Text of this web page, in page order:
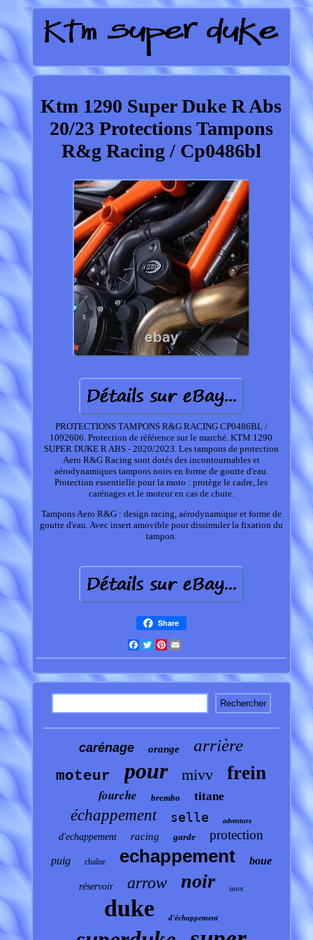
Ktm 1290 Super Duke R Abs
20/23 Protections Tampons
R&g Racing / Cp0486bl
PROTECTIONS TAMPONS R&G RACING CP0486BL /
1092606. Protection de référence sur le marché. KTM 1290
SUPER DUKE R ABS - 2020/2023. Les tampons de protection
Aero R&G Racing sont dotés des incontournables et
aérodynamiques tampons noirs en forme de goutte d'eau.
Protection essentielle pour la moto : protège le cadre, les
carénages et le moteur en cas de chute.
Tampons Aero R&G : design racing, aérodynamique et forme de
goutte d'eau. Avec insert amovible pour dissimuler la fixation du
tampon.
Share
Facebook
TwitterPinterest
carénage orange arrière
moteur pour mivv frein
fourche brembo titane
échappement selle adventure
d'echappement racing garde protection
puig chaîne echappement boue
réservoir arrow noir inox
duke d'échappement